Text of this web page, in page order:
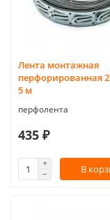
Лента монтажная
перфорированная
5 м
перфолента
435 ₽
В